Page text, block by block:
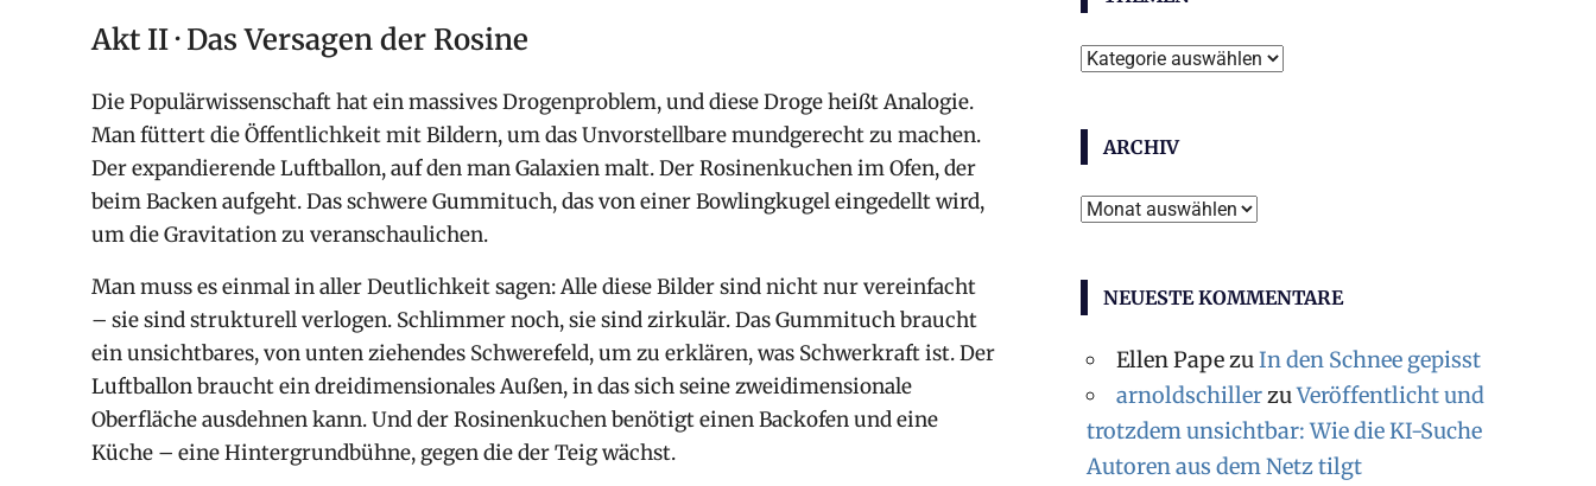
Akt II · Das Versagen der Rosine
Die Populärwissenschaft hat ein massives Drogenproblem, und diese Droge heißt Analogie.
Man füttert die Öffentlichkeit mit Bildern, um das Unvorstellbare mundgerecht zu machen.
Der expandierende Luftballon, auf den man Galaxien malt. Der Rosinenkuchen im Ofen, der
beim Backen aufgeht. Das schwere Gummituch, das von einer Bowlingkugel eingedellt wird,
um die Gravitation zu veranschaulichen.
Man muss es einmal in aller Deutlichkeit sagen: Alle diese Bilder sind nicht nur vereinfacht
– sie sind strukturell verlogen. Schlimmer noch, sie sind zirkulär. Das Gummituch braucht
ein unsichtbares, von unten ziehendes Schwerefeld, um zu erklären, was Schwerkraft ist. Der
Luftballon braucht ein dreidimensionales Außen, in das sich seine zweidimensionale
Oberfläche ausdehnen kann. Und der Rosinenkuchen benötigt einen Backofen und eine
Küche – eine Hintergrundbühne, gegen die der Teig wächst.
Themen
ARCHIV
Archiv
NEUESTE KOMMENTARE
Ellen PapezuIn den Schnee gepisst
arnoldschillerzuVeröffentlicht und
trotzdem unsichtbar: Wie die KI-Suche
Autoren aus dem Netz tilgt